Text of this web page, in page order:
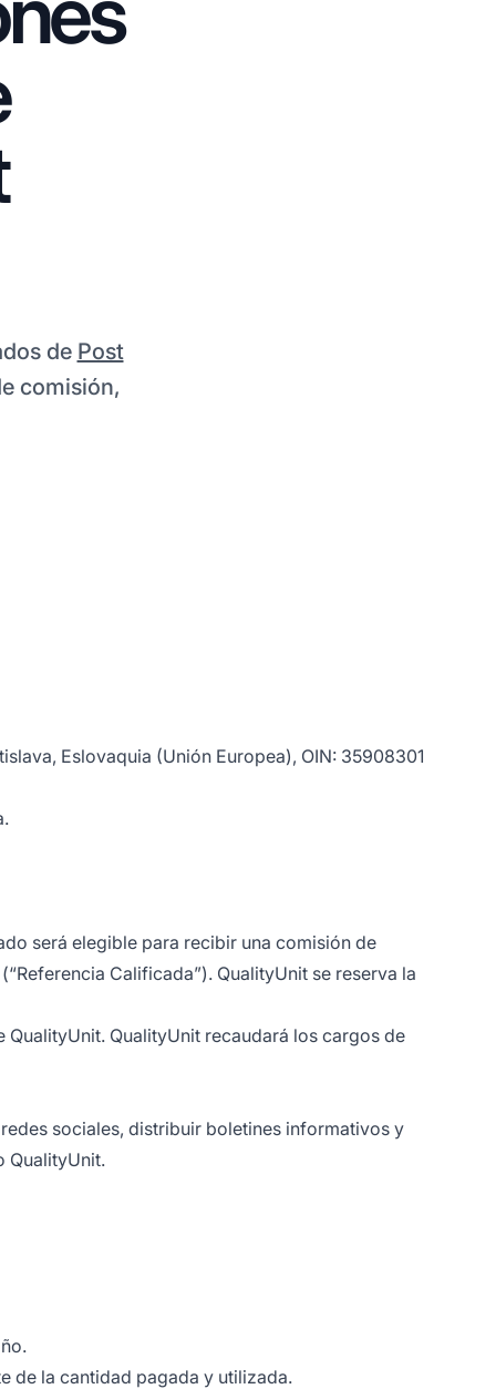
de Post
comisión,
Eslovaquia (Unión Europea), OIN: 35908301
será elegible para recibir una comisión de
Calificada”). QualityUnit se reserva la
QualityUnit recaudará los cargos de
sociales, distribuir boletines informativos y
QualityUnit.
de la cantidad pagada y utilizada.